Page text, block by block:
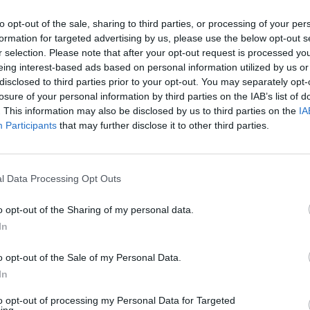
opt-out of the sale, sharing to third parties, or processing of your
for targeted advertising by us, please use the below opt-out
selection. Please note that after your opt-out request is processed
interest-based ads based on personal information utilized by us
to third parties prior to your opt-out. You may separately
of your personal information by third parties on the IAB’s list of
This information may also be disclosed by us to third parties on the
Participants that may further disclose it to other third parties.
Data Processing Opt Outs
opt-out of the Sharing of my personal data.
opt-out of the Sale of my Personal Data.
opt-out of processing my Personal Data for Targeted
της ως πολιτικός προσπαθεί να προσδιορίσει η νέα
υπουργός, την ώρα που η Επιτροπή
αποδεικνύει τη διάλυσή της και το...
καρπούζια του Θάνου Πλεύρη, η
Αρκουμανέα και η σαφής
Χαρδαλιά
ο Υπουργός Υγείας, οι οποίοι δεν
κλινικές του Άδωνη δια
σε δημόσιες και σε ιδιωτικές κλινικές μεθοδεύει